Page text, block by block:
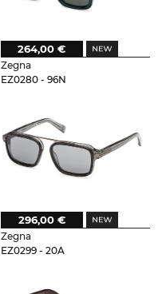
Zegna
EZ0280 - 96N
264,00 €
Zegna
EZ0299 - 20A
296,00 €